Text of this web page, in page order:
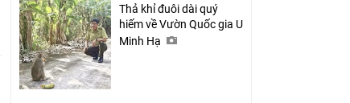
Thả khỉ đuôi dài quý
hiếm về Vườn Quốc gia U
Minh Hạ